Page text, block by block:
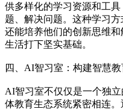
供多样化的学习资源和工
题、解决问题。这种学习
还能培养他们的创新思维
生活打下坚实基础。
四、AI智习室：构建智慧
AI智习室不仅仅是一个独
体教育生态系统紧密相连